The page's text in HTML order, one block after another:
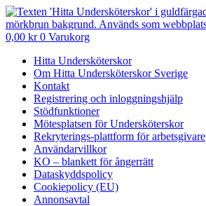
0,00 kr 0 Varukorg
Hitta Undersköterskor
Om Hitta Undersköterskor Sverige
Kontakt
Registrering och inloggningshjälp
Stödfunktioner
Mötesplatsen för Undersköterskor
Rekryterings-plattform för arbetsgivare
Användarvillkor
KO – blankett för ångerrätt
Dataskyddspolicy
Cookiepolicy (EU)
Annonsavtal